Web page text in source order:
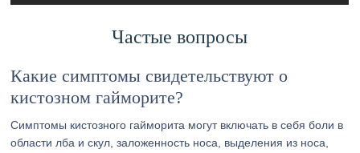
Частые вопросы
Какие симптомы свидетельствуют о
кистозном гайморите?
Симптомы кистозного гайморита могут включать в себя боли в
области лба и скул, заложенность носа, выделения из носа,